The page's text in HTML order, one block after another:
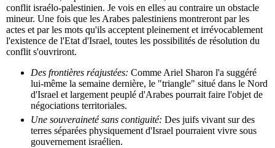
conflit israélo-palestinien. Je vois en elles au contraire un obstacle
mineur. Une fois que les Arabes palestiniens montreront par les
actes et par les mots qu'ils acceptent pleinement et irrévocablement
l'existence de l'Etat d'Israel, toutes les possibilités de résolution du
conflit s'ouvriront.
Des frontières réajustées: Comme Ariel Sharon l'a suggéré
lui-même la semaine dernière, le "triangle" situé dans le Nord
d'Israel et largement peuplé d'Arabes pourrait faire l'objet de
négociations territoriales.
Une souveraineté sans contiguité: Des juifs vivant sur des
terres séparées physiquement d'Israel pourraient vivre sous
gouvernement israélien.